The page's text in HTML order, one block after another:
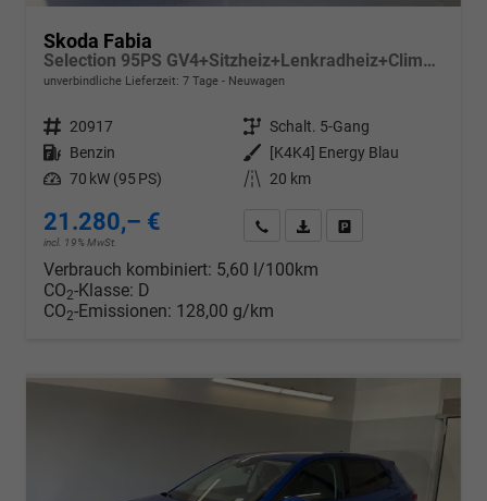
Skoda Fabia
Selection 95PS GV4+Sitzheiz+Lenkradheiz+Climatronic+Sunset+AppConnect+PDC
unverbindliche Lieferzeit: 7 Tage Neuwagen
Fahrzeugnr. 20917 Getriebe Schalt. 5-Gang
Kraftstoff Benzin Außenfarbe
[K4K4] Energy Blau
Leistung 70 kW (95 PS) Kilometerstand 20 km
21.280,– €
incl. 19% MwSt.
Wir rufen Sie anPDF-Datei, Fahrzeugexposé
Verbrauch kombiniert: 5,60 l/100km
CO2-Klasse: D
CO2-Emissionen: 128,00 g/km